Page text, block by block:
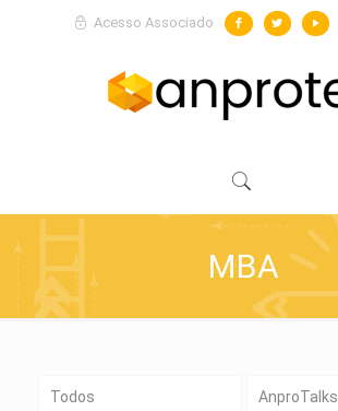
Acesso Associado
MBA
Todos AnproTalks